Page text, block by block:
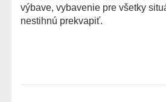
výbave, vybavenie pre všetky
nestihnú prekvapiť.